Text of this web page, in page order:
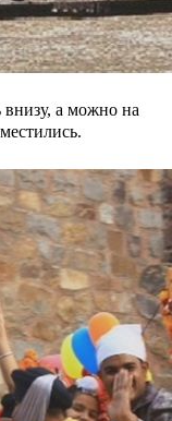
а можно на